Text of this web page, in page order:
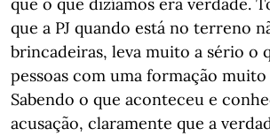
que a PJ quando está no terreno
brincadeiras, leva muito a sério o
pessoas com uma formação
Sabendo o que aconteceu e
acusação, claramente que a